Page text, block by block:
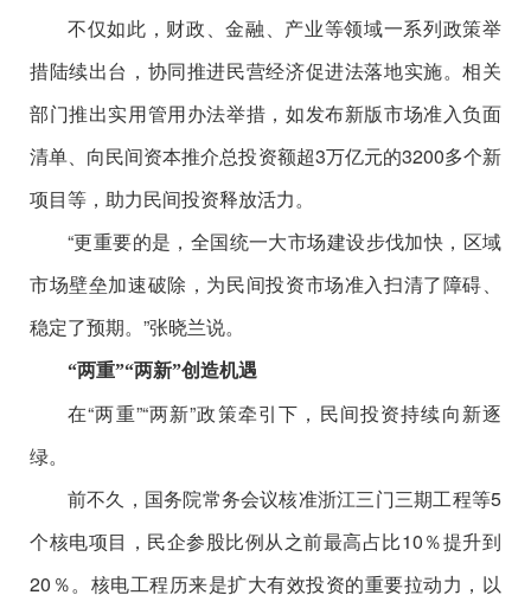
不仅如此，财政、金融、产业等领域一系列政策举
措陆续出台，协同推进民营经济促进法落地实施。相关
部门推出实用管用办法举措，如发布新版市场准入负面
清单、向民间资本推介总投资额超3万亿元的3200多个新
项目等，助力民间投资释放活力。
“更重要的是，全国统一大市场建设步伐加快，区域
市场壁垒加速破除，为民间投资市场准入扫清了障碍、
稳定了预期。”张晓兰说。
“两重”“两新”创造机遇
在“两重”“两新”政策牵引下，民间投资持续向新逐
绿。
前不久，国务院常务会议核准浙江三门三期工程等5
个核电项目，民企参股比例从之前最高占比10％提升到
20％。核电工程历来是扩大有效投资的重要拉动力，以